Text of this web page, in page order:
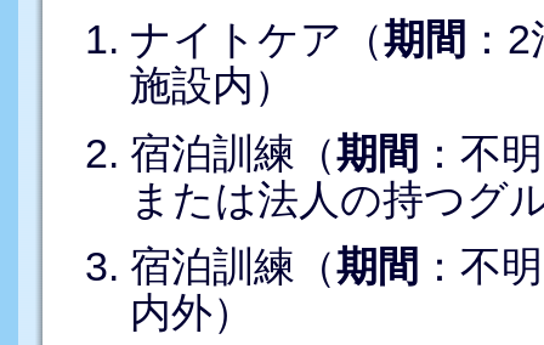
ナイトケア（期間 ：
施設内）
宿泊訓練（期間 ：
または法人の持つグ
宿泊訓練（期間 ：
内外）